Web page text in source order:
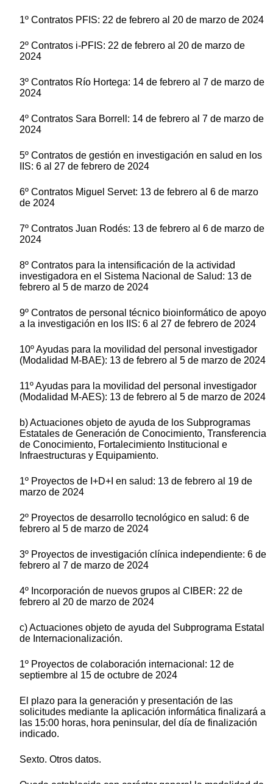
1º Contratos PFIS: 22 de febrero al 20 de marzo de 2024
2º Contratos i-PFIS: 22 de febrero al 20 de marzo de
2024
3º Contratos Río Hortega: 14 de febrero al 7 de marzo de
2024
4º Contratos Sara Borrell: 14 de febrero al 7 de marzo de
2024
5º Contratos de gestión en investigación en salud en los
IIS: 6 al 27 de febrero de 2024
6º Contratos Miguel Servet: 13 de febrero al 6 de marzo
de 2024
7º Contratos Juan Rodés: 13 de febrero al 6 de marzo de
2024
8º Contratos para la intensificación de la actividad
investigadora en el Sistema Nacional de Salud: 13 de
febrero al 5 de marzo de 2024
9º Contratos de personal técnico bioinformático de apoyo
a la investigación en los IIS: 6 al 27 de febrero de 2024
10º Ayudas para la movilidad del personal investigador
(Modalidad M-BAE): 13 de febrero al 5 de marzo de 2024
11º Ayudas para la movilidad del personal investigador
(Modalidad M-AES): 13 de febrero al 5 de marzo de 2024
b) Actuaciones objeto de ayuda de los Subprogramas
Estatales de Generación de Conocimiento, Transferencia
de Conocimiento, Fortalecimiento Institucional e
Infraestructuras y Equipamiento.
1º Proyectos de I+D+I en salud: 13 de febrero al 19 de
marzo de 2024
2º Proyectos de desarrollo tecnológico en salud: 6 de
febrero al 5 de marzo de 2024
3º Proyectos de investigación clínica independiente: 6 de
febrero al 7 de marzo de 2024
4º Incorporación de nuevos grupos al CIBER: 22 de
febrero al 20 de marzo de 2024
c) Actuaciones objeto de ayuda del Subprograma Estatal
de Internacionalización.
1º Proyectos de colaboración internacional: 12 de
septiembre al 15 de octubre de 2024
El plazo para la generación y presentación de las
solicitudes mediante la aplicación informática finalizará a
las 15:00 horas, hora peninsular, del día de finalización
indicado.
Sexto. Otros datos.